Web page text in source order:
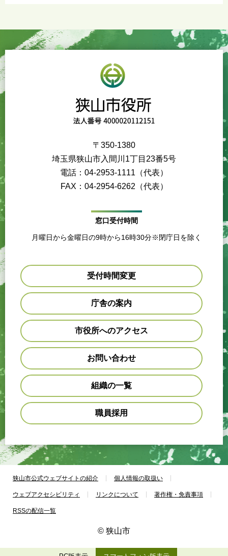
〒350-1380
埼玉県狭山市入間川1丁目23番5号
電話：04-2953-1111（代表）
FAX：04-2954-6262（代表）
窓口受付時間
月曜日から金曜日の9時から16時30分※閉庁日を除く
受付時間変更
庁舎の案内
市役所へのアクセス
お問い合わせ
組織の一覧
職員採用
狭山市公式ウェブサイトの紹介 個人情報の取扱い
ウェブアクセシビリティ リンクについて 著作権・免責事項
RSSの配信一覧
© 狭山市